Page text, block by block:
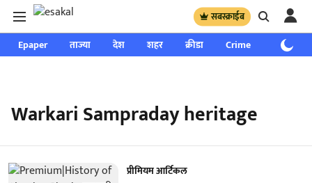
सबस्क्राईब
Epaper ताज्या देश शहर क्रीडा Crime साप्ताहिक
Warkari Sampraday heritage
प्रीमियम आर्टिकल